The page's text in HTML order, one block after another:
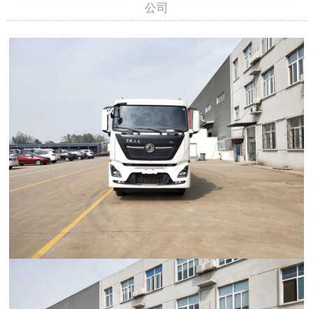
公司